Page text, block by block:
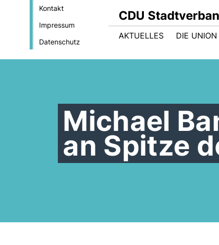
Kontakt
Impressum
Datenschutz
CDU
AKTUELLES DIE
Michael
an Spitze